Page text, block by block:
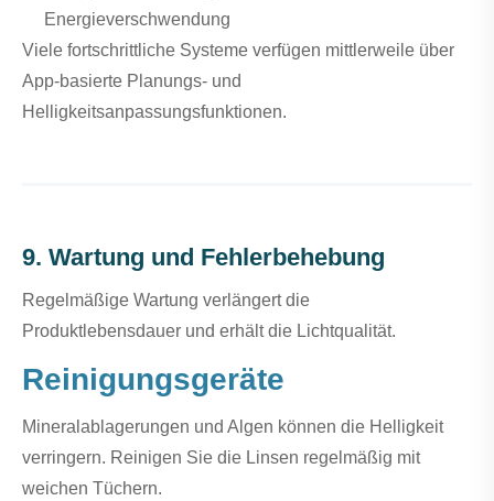
Energieverschwendung
Viele fortschrittliche Systeme verfügen mittlerweile über
App-basierte Planungs- und
Helligkeitsanpassungsfunktionen.
9. Wartung und Fehlerbehebung
Regelmäßige Wartung verlängert die
Produktlebensdauer und erhält die Lichtqualität.
Reinigungsgeräte
Mineralablagerungen und Algen können die Helligkeit
verringern. Reinigen Sie die Linsen regelmäßig mit
weichen Tüchern.